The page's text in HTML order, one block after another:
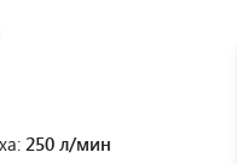
250 л/мин